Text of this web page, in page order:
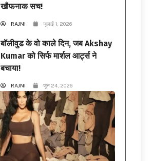
खौफनाक सच!
RAJNI जुलाई 1, 2026
बॉलीवुड के वो काले दिन, जब Akshay
Kumar को सिर्फ मार्शल आर्ट्स ने
बचाया!
RAJNI जून 24, 2026